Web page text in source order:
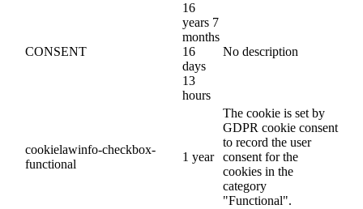
CONSENT
16
years 7
months
16
days
13
hours
No description
cookielawinfo-checkbox-
functional
1 year
The cookie is set by
GDPR cookie consent
to record the user
consent for the
cookies in the
category
"Functional".